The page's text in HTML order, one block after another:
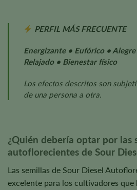
PERFIL MÁS FRECUENTE
Energizante • Eufórico •
Relajado • Bienestar físico
Los efectos descritos son
de una persona a otra.
¿Quién debería optar por las
autoflorecientes de Sour
Las semillas de Sour Diesel
excelente para los cultivadores que